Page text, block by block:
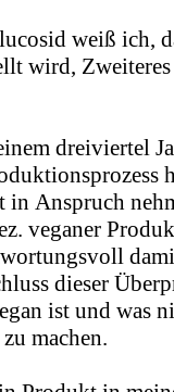
weiß ich,
wird,
dreiviertel
in Anspruch
veganer
dieser
ist und was
machen.